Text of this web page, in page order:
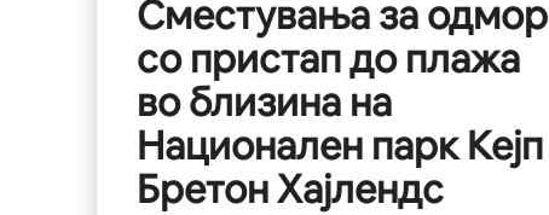
Сместувања за одмор
со пристап до плажа
во близина на
Национален парк Кејп
Бретон Хајлендс